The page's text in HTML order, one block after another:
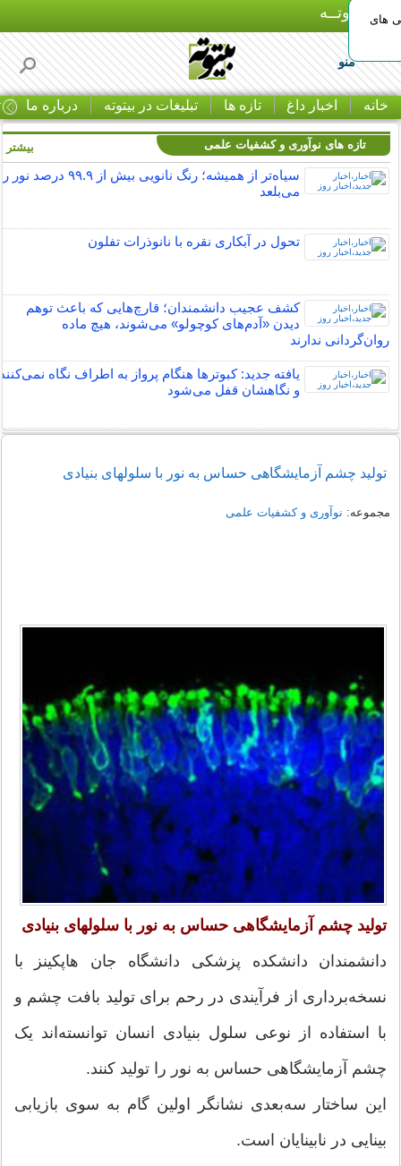
بـیتوتــه
منو
خانه اخبار داغ تازه ها تبلیغات در بیتوته درباره ما
های
تازه های نوآوری و کشفیات علمی
سیاه‌تر از همیشه؛ رنگ نانویی بیش از ۹۹.۹ درصد نور
می‌بلعد
تحول در آبکاری نقره با نانوذرات تفلون
کشف عجیب دانشمندان؛ قارچ‌هایی که باعث توهم
دیدن «آدم‌های کوچولو» می‌شوند، هیچ ماده
روان‌گردانی ندارند
یافته جدید:‌ کبوترها هنگام پرواز به اطراف نگاه
و نگاهشان قفل می‌شود
بیشتر
تولید چشم آزمایشگاهی حساس به نور با سلولهای بنیادی
مجموعه: نوآوری و کشفیات علمی
تولید چشم آزمایشگاهی حساس به نور با سلولهای بنیادی
دانشمندان دانشکده پزشکی دانشگاه جان هاپکینز با
نسخه‌برداری از فرآیندی در رحم برای تولید بافت چشم و
با استفاده از نوعی سلول بنیادی انسان توانسته‌اند یک
چشم آزمایشگاهی حساس به نور را تولید کنند.
این ساختار سه‌بعدی نشانگر اولین گام به سوی بازیابی
بینایی در نابینایان است.